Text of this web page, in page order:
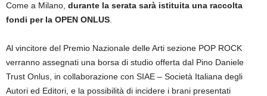
Come a Milano, durante la serata sarà istituita una raccolta
fondi per la OPEN ONLUS
Al vincitore del Premio Nazionale delle Arti sezione POP ROCK
verranno assegnati una borsa di studio offerta dal Pino Daniele
Trust Onlus, in collaborazione con SIAE – Società Italiana degli
Autori ed Editori, e la possibilità di incidere i brani presentati